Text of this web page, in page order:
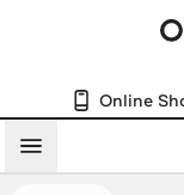
Online
Menü